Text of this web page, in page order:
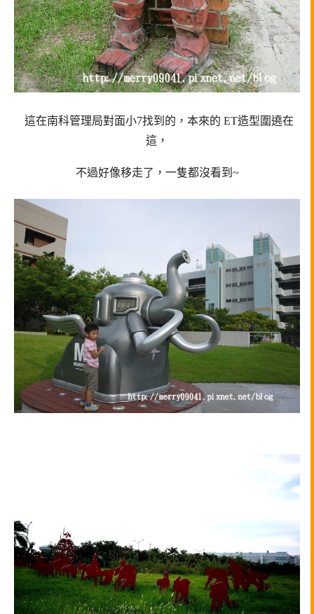
這在南科管理局對面小7找到的，本來的 ET造型圍遶在
這，
不過好像移走了，一隻都沒看到~